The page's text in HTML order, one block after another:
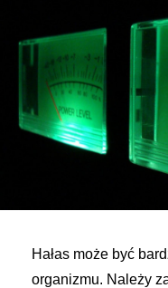
Hałas może być
organizmu. Należy